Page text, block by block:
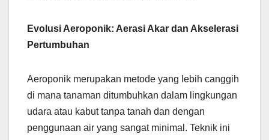
Evolusi Aeroponik: Aerasi Akar dan Akselerasi
Pertumbuhan
Aeroponik merupakan metode yang lebih canggih
di mana tanaman ditumbuhkan dalam lingkungan
udara atau kabut tanpa tanah dan dengan
penggunaan air yang sangat minimal. Teknik ini